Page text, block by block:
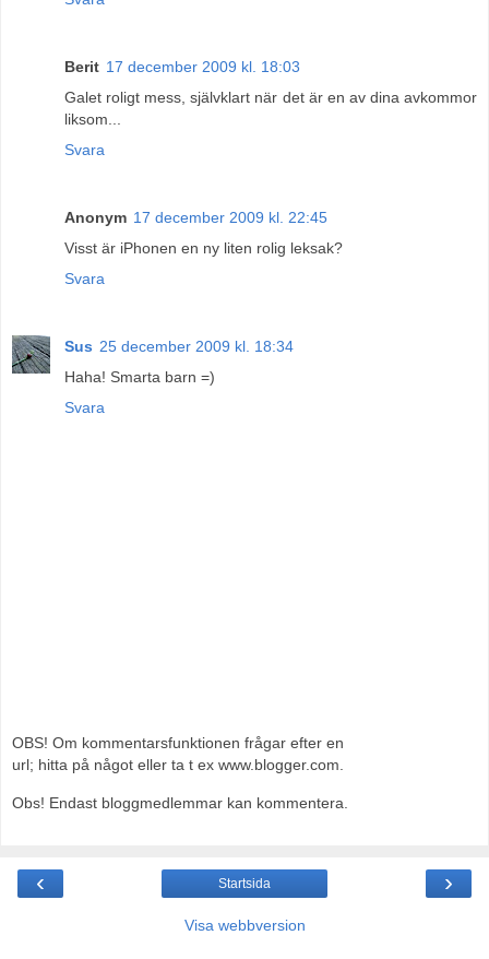
Berit 17 december 2009 kl. 18:03
Galet roligt mess, självklart när det är en av dina avkommor
liksom...
Svara
Anonym 17 december 2009 kl. 22:45
Visst är iPhonen en ny liten rolig leksak?
Svara
Sus 25 december 2009 kl. 18:34
Haha! Smarta barn =)
Svara
OBS! Om kommentarsfunktionen frågar efter en
url; hitta på något eller ta t ex www.blogger.com.
Obs! Endast bloggmedlemmar kan kommentera.
‹ ›
Startsida
Visa webbversion